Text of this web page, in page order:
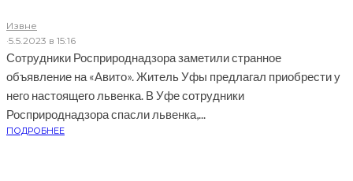
Извне
·5.5.2023 в 15:16
Сотрудники Росприроднадзора заметили странное
объявление на «Авито». Житель Уфы предлагал приобрести у
него настоящего львенка. В Уфе сотрудники
Росприроднадзора спасли львенка,...
ПОДРОБНЕЕ